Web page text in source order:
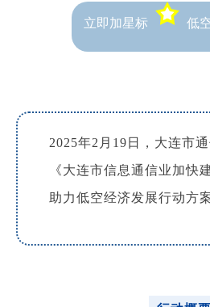
立即加星标 低
2025年2月19日，大连市
《大连市信息通信业加快
助力低空经济发展行动方